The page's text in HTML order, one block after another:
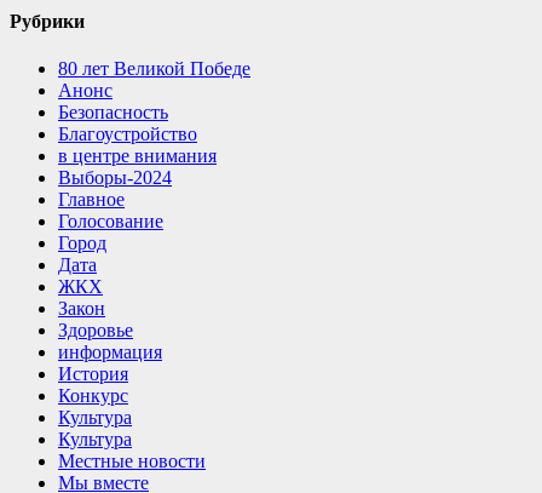
Рубрики
80 лет Великой Победе
Анонс
Безопасность
Благоустройство
в центре внимания
Выборы-2024
Главное
Голосование
Город
Дата
ЖКХ
Закон
Здоровье
информация
История
Конкурс
Культура
Культура
Местные новости
Мы вместе